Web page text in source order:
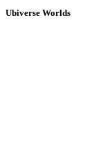
Ubiverse Worlds